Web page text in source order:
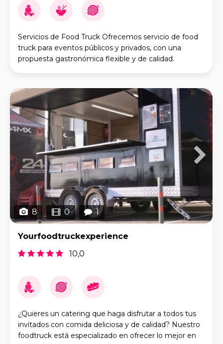
Servicios de Food Truck Ofrecemos servicio de food
truck para eventos públicos y privados, con una
propuesta gastronómica flexible y de calidad.
8 0 1
Yourfoodtruckexperience
10,0
¿Quieres un catering que haga disfrutar a todos tus
invitados con comida deliciosa y de calidad? Nuestro
foodtruck está especializado en ofrecer lo mejor en